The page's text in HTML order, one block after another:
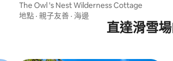
The Owl 's Nest Wilderness Cottage
地點 · 親子友善 · 海邊
直達滑雪